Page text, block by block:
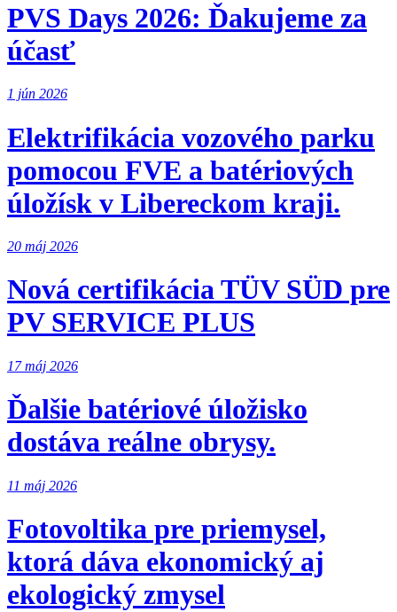
PVS Days 2026: Ďakujeme za
účasť
1 jún 2026
Elektrifikácia vozového parku
pomocou FVE a batériových
úložísk v Libereckom kraji.
20 máj 2026
Nová certifikácia TÜV SÜD pre
PV SERVICE PLUS
17 máj 2026
Ďalšie batériové úložisko
dostáva reálne obrysy.
11 máj 2026
Fotovoltika pre priemysel,
ktorá dáva ekonomický aj
ekologický zmysel